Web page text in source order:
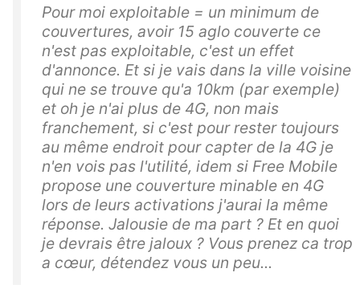
Pour moi exploitable = un minimum de
couvertures, avoir 15 aglo couverte ce
n'est pas exploitable, c'est un effet
d'annonce. Et si je vais dans la ville voisine
qui ne se trouve qu'a 10km (par exemple)
et oh je n'ai plus de 4G, non mais
franchement, si c'est pour rester toujours
au même endroit pour capter de la 4G je
n'en vois pas l'utilité, idem si Free Mobile
propose une couverture minable en 4G
lors de leurs activations j'aurai la même
réponse. Jalousie de ma part ? Et en quoi
je devrais être jaloux ? Vous prenez ca trop
a cœur, détendez vous un peu...